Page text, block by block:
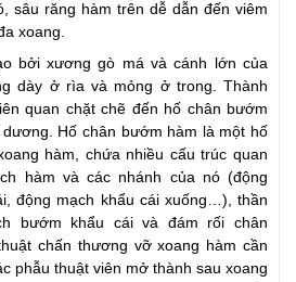
sâu răng hàm trên dễ dẫn đến viêm
xoang.
bởi xương gò má và cánh lớn của
dày ở rìa và mỏng ở trong. Thành
quan chặt chẽ đến hố chân bướm
Hố chân bướm hàm là một hố
hàm, chứa nhiều cấu trúc quan
hàm và các nhánh của nó (động
động mạch khẩu cái xuống…), thần
bướm khẩu cái và đám rối chân
chấn thương vỡ xoang hàm cần
phẫu thuật viên mở thành sau xoang